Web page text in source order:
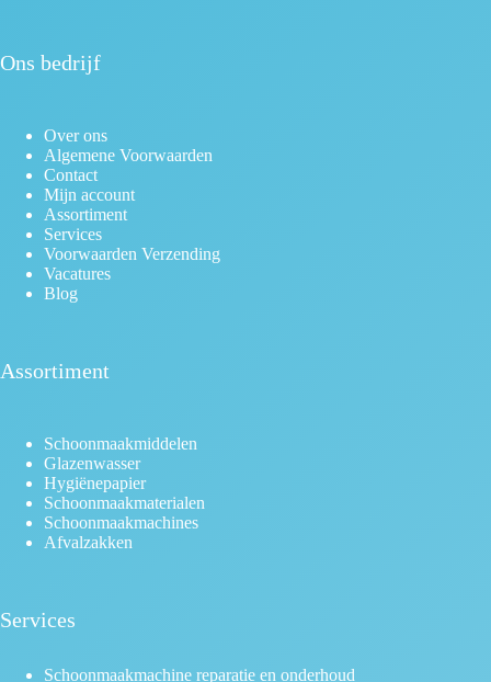
Ons bedrijf
Over ons
Algemene Voorwaarden
Contact
Mijn account
Assortiment
Services
Voorwaarden Verzending
Vacatures
Blog
Assortiment
Schoonmaakmiddelen
Glazenwasser
Hygiënepapier
Schoonmaakmaterialen
Schoonmaakmachines
Afvalzakken
Services
Schoonmaakmachine reparatie en onderhoud